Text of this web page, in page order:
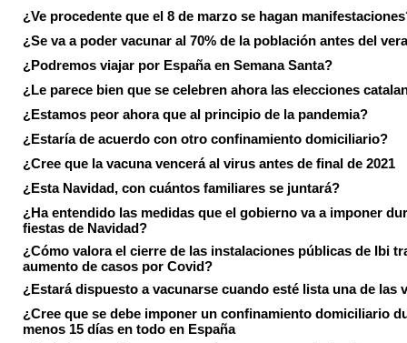
¿Ve procedente que el 8 de marzo se hagan
¿Se va a poder vacunar al 70% de la población antes del
¿Podremos viajar por España en Semana Santa?
¿Le parece bien que se celebren ahora las elecciones
¿Estamos peor ahora que al principio de la pandemia?
¿Estaría de acuerdo con otro confinamiento domiciliario?
¿Cree que la vacuna vencerá al virus antes de final de 2021
¿Esta Navidad, con cuántos familiares se juntará?
¿Ha entendido las medidas que el gobierno va a imponer
fiestas de Navidad?
¿Cómo valora el cierre de las instalaciones públicas de Ibi
aumento de casos por Covid?
¿Estará dispuesto a vacunarse cuando esté lista una de las
¿Cree que se debe imponer un confinamiento domiciliario
menos 15 días en todo en España